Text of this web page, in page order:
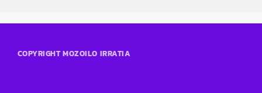
COPYRIGHT MOZOILO IRRATIA